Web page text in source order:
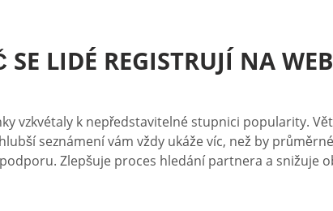
SE LIDÉ REGISTRUJÍ NA
vzkvétaly k nepředstavitelné stupnici popularity.
seznámení vám vždy ukáže víc, než by
Zlepšuje proces hledání partnera a snižuje